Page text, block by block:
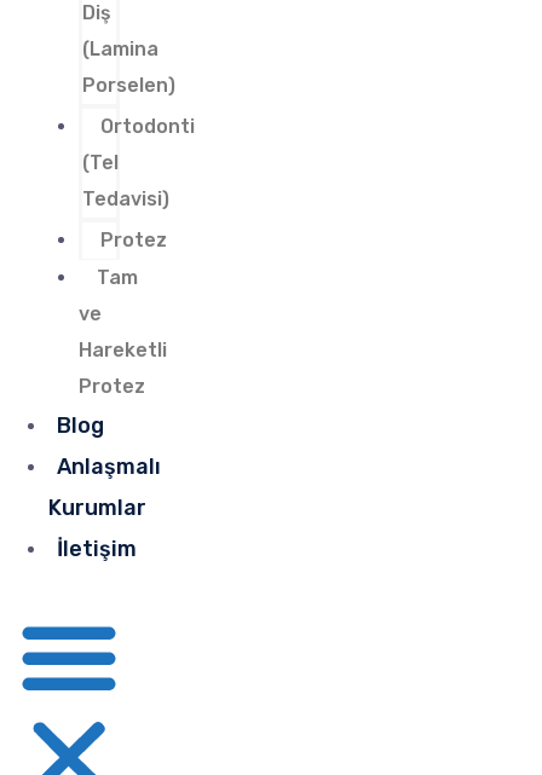
Diş
(Lamina
Porselen)
Ortodonti
(Tel
Tedavisi)
Protez
Tam
ve
Hareketli
Protez
Blog
Anlaşmalı
Kurumlar
İletişim